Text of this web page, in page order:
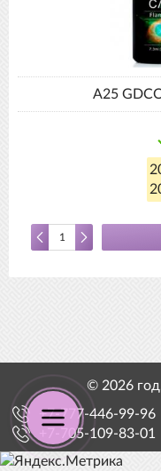
А25
© 2026
+7-777-446-99-96
+7-705-109-83-01